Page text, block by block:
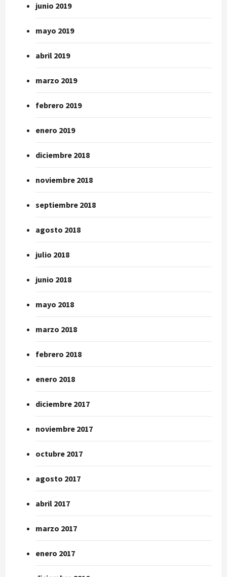
junio 2019
mayo 2019
abril 2019
marzo 2019
febrero 2019
enero 2019
diciembre 2018
noviembre 2018
septiembre 2018
agosto 2018
julio 2018
junio 2018
mayo 2018
marzo 2018
febrero 2018
enero 2018
diciembre 2017
noviembre 2017
octubre 2017
agosto 2017
abril 2017
marzo 2017
enero 2017